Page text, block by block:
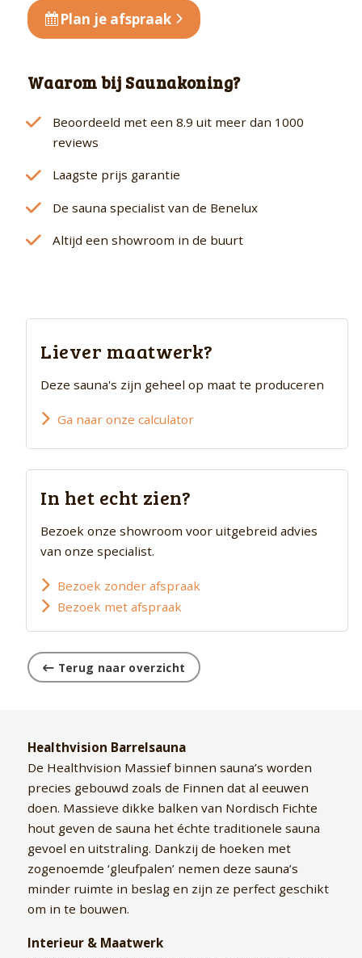
Plan je afspraak
Waarom bij Saunakoning?
Beoordeeld met een 8.9 uit meer dan 1000
reviews
Laagste prijs garantie
De sauna specialist van de Benelux
Altijd een showroom in de buurt
Liever maatwerk?
Deze sauna's zijn geheel op maat te produceren
Ga naar onze calculator
In het echt zien?
Bezoek onze showroom voor uitgebreid advies
van onze specialist.
Bezoek zonder afspraak
Bezoek met afspraak
Terug naar overzicht
Healthvision Barrelsauna
De Healthvision Massief binnen sauna’s worden
precies gebouwd zoals de Finnen dat al eeuwen
doen. Massieve dikke balken van Nordisch Fichte
hout geven de sauna het échte traditionele sauna
gevoel en uitstraling. Dankzij de hoeken met
zogenoemde ‘gleufpalen’ nemen deze sauna’s
minder ruimte in beslag en zijn ze perfect geschikt
om in te bouwen.
Interieur & Maatwerk